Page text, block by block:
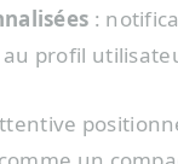
:
profil